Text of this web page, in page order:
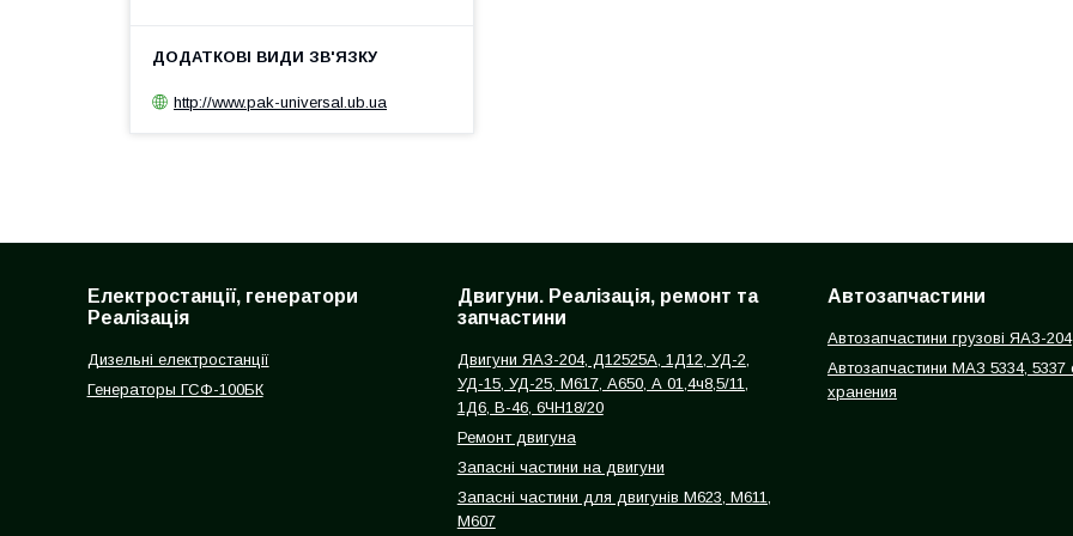
http://www.pak-universal.ub.ua
Електростанції, генератори
Реалізація
Дизельні електростанції
Генераторы ГСФ-100БК
Двигуни. Реалізація, ремонт та
запчастини
Двигуни ЯАЗ-204, Д12525А, 1Д12, УД-2,
УД-15, УД-25, М617, А650, А 01,4ч8,5/11,
1Д6, В-46, 6ЧН18/20
Ремонт двигуна
Запасні частини на двигуни
Запасні частини для двигунів М623, М611,
М607
Автозапчастини
Автозапчастини грузові ЯАЗ-204
Автозапчастини МАЗ 5334, 5337
хранения